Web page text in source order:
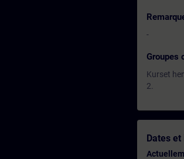
-
Groupes
Kurset
2.
Dates